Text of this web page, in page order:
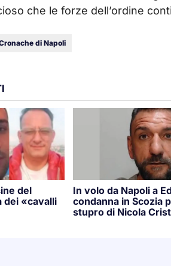
che le forze dell’ordine
di Napoli
del
dei «cavalli
In volo da Napoli a
condanna in Scozia
stupro di Nicola